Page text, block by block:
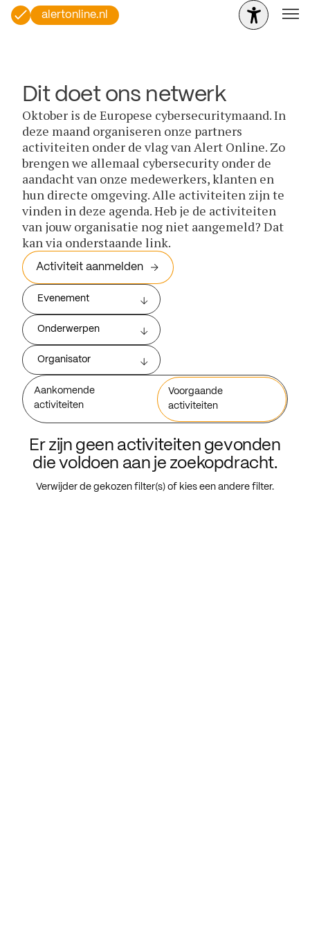
alertonline.nl
Dit doet ons netwerk
Oktober is de Europese cybersecuritymaand. In
deze maand organiseren onze partners
activiteiten onder de vlag van Alert Online. Zo
brengen we allemaal cybersecurity onder de
aandacht van onze medewerkers, klanten en
hun directe omgeving. Alle activiteiten zijn te
vinden in deze agenda. Heb je de activiteiten
van jouw organisatie nog niet aangemeld? Dat
kan via onderstaande link.
Activiteit aanmelden
Evenement
Onderwerpen
Organisator
Aankomende
activiteiten
Voorgaande
activiteiten
Er zijn geen activiteiten gevonden
die voldoen aan je zoekopdracht.
Verwijder de gekozen filter(s) of kies een andere filter.